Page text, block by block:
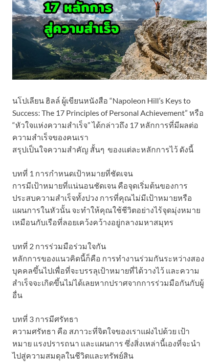
นโปเลียน ฮิลล์ ผู้เขียนหนังสือ “Napoleon Hill’s Keys to
Success: The 17 Principles of Personal Achievement” หรือ
“หัวใจแห่งความสำเร็จ” ได้กล่าวถึง 17 หลักการที่มีผลต่อ
ความสำเร็จของคนเรา
สรุปเป็นใจความสำคัญ สั้นๆ ของแต่ละหลักการไว้ ดังนี้
บทที่ 1 การกำหนดเป้าหมายที่ชัดเจน
การมีเป้าหมายที่แน่นอนชัดเจน คือจุดเริ่มต้นของการ
ประสบความสำเร็จทั้งปวง การที่คุณไม่มีเป้าหมายหรือ
แผนการในหัวนั้น จะทำให้คุณใช้ชีวิตอย่างไร้จุดมุ่งหมาย
เหมือนกับเรือที่ลอยเคว้งคว้างอยู่กลางมหาสมุทร
บทที่ 2 การร่วมมือร่วมใจกัน
หลักการของแนวคิดนี้ก็คือ การทำงานร่วมกันระหว่างสอง
บุคคลขึ้นไปเพื่อที่จะบรรลุเป้าหมายที่ได้วางไว้ และความ
สำเร็จจะเกิดขึ้นไม่ได้เลยหากปราศจากการร่วมมือกันกับผู้
อื่น
บทที่ 3 การมีศรัทธา
ความศรัทธา คือ สภาวะที่จิตใจของเราแฝงไปด้วย เป้า
หมาย แรงปรารถนา และแผนการ ซึ่งสิ่งเหล่านี้เองที่จะนำ
ไปสู่ความสมดุลในชีวิตและทรัพย์สิน